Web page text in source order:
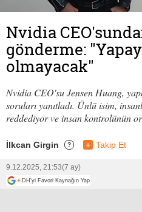
Nvidia
gönderme:
olmayacak"
Nvidia CEO'su Jensen Huang,
soruları yanıtladı. Ünlü isim,
reddediyor ve insan kontrolünün
İlkcan Girgin ? + Takip Et
9.12.2025, 21:53(7 ay)
+ DH'yi Favori Kaynağın Yap